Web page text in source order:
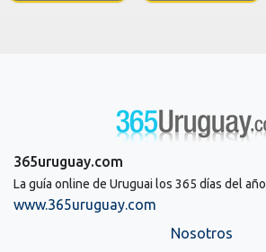
365uruguay.com
La guía online de Uruguai los 365 días del año
www.365uruguay.com
Nosotros